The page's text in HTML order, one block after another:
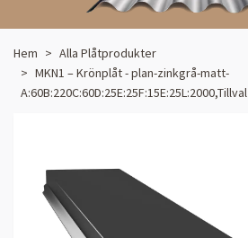
Hem
Alla Plåtprodukter
MKN1 – Krönplåt - plan-zinkgrå-matt-
A:60B:220C:60D:25E:25F:15E:25L:2000,Tillval